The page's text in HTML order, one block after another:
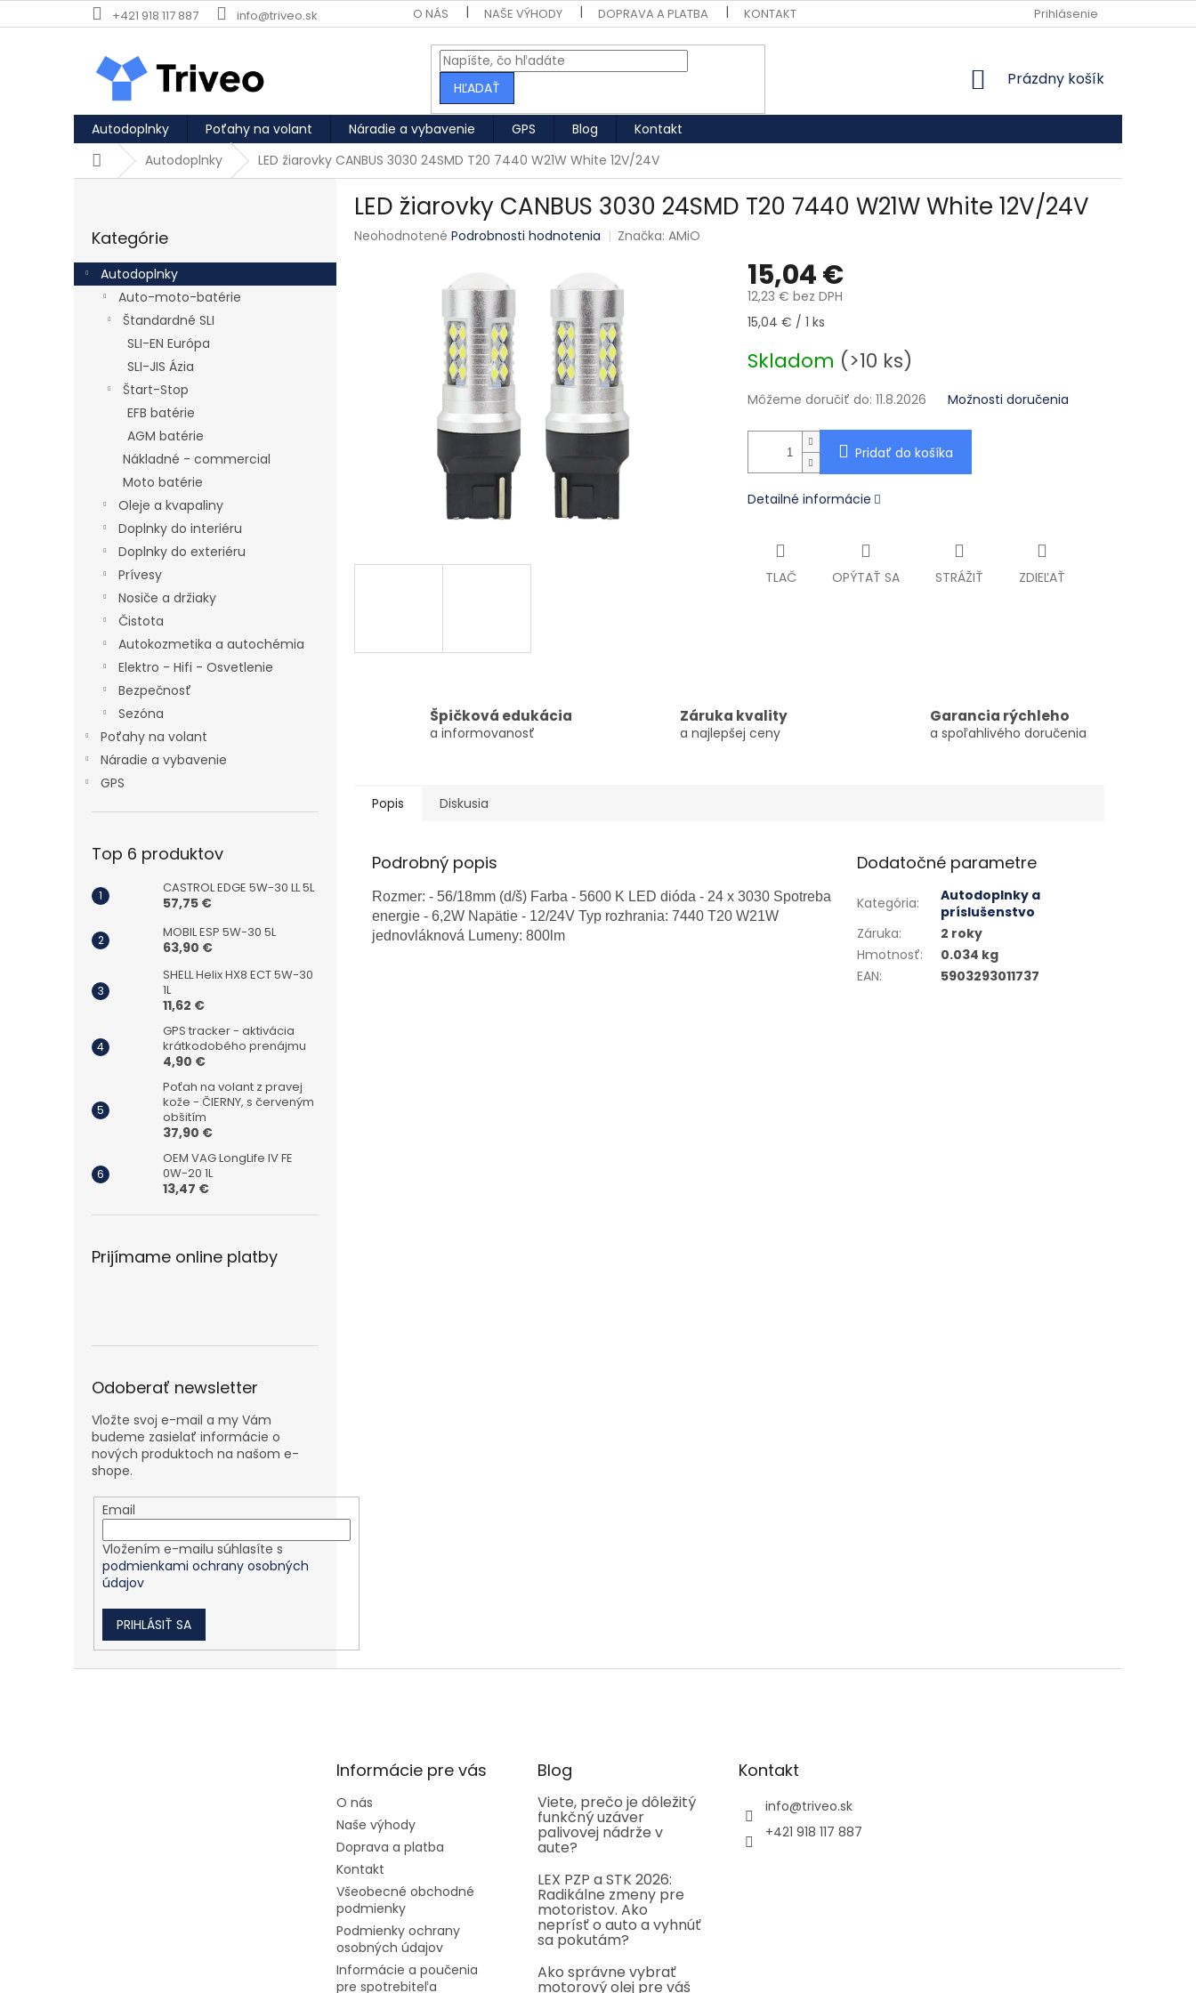
Prejsť na obsah +421 918 117 887 info@triveo.sk O NÁS NAŠE VÝHODY DOPRAVA A PLATBA KONTAKT VŠEOBECNÉ OBCHODNÉ PODMIENKY PODMIENKY
Prihlásenie
HĽADAŤ NÁKUPNÝ KOŠÍK
Prázdny košík
Autodoplnky Poťahy na volant Náradie a vybavenie GPS Blog
Kontakt
DomovAutodoplnky LED žiarovky CANBUS 3030 24SMD T20 7440 W21W White 12V/24V
Kategórie
Autodoplnky
Auto-moto-batérie
Štandardné SLI
SLI-EN Európa
SLI-JIS Ázia
Štart-Stop
EFB batérie
AGM batérie
Nákladné - commercial
Moto batérie
Oleje a kvapaliny
Doplnky do interiéru
Doplnky do exteriéru
Prívesy
Nosiče a držiaky
Čistota
Autokozmetika a autochémia
Elektro - Hifi - Osvetlenie
Bezpečnosť
Sezóna
Poťahy na volant
Náradie a vybavenie
GPS
Top 6 produktov
CASTROL EDGE 5W-30 LL 5L
57,75 €
MOBIL ESP 5W-30 5L
63,90 €
SHELL Helix HX8 ECT 5W-30
1L
11,62 €
GPS tracker - aktivácia
krátkodobého prenájmu
4,90 €
Poťah na volant z pravej
kože - ČIERNY, s červeným
obšitím
37,90 €
OEM VAG LongLife IV FE
0W-20 1L
13,47 €
Prijímame online platby
Odoberať newsletter
Vložte svoj e-mail a my Vám
budeme zasielať informácie o
nových produktoch na našom e-
shope.
Email
Vložením e-mailu súhlasíte s
podmienkami ochrany osobných
údajov
PRIHLÁSIŤ SA
LED žiarovky CANBUS 3030 24SMD T20 7440 W21W White 12V/24V
Priemerné hodnotenie produktu je 0,0 z 5 hviezdičiek.
Neohodnotené Podrobnosti hodnotenia Značka:AMiO
15,04 €
12,23 € bez DPH
Jednotková cena:
15,04 € / 1 ks
Skladom (>10 ks)
Môžeme doručiť do: 11.8.2026 Možnosti doručenia
Pridať do košíka
Detailné informácie
TLAČ OPÝTAŤ SA STRÁŽIŤ ZDIEĽAŤ
Špičková edukácia
a informovanosť
Záruka kvality
a najlepšej ceny
Garancia rýchleho
a spoľahlivého doručenia
Popis Diskusia
Podrobný popis
Rozmer: - 56/18mm (d/š) Farba - 5600 K LED dióda - 24 x 3030 Spotreba
energie - 6,2W Napätie - 12/24V Typ rozhrania: 7440 T20 W21W
jednovláknová Lumeny: 800lm
Dodatočné parametre
Kategória:
Autodoplnky a
príslušenstvo
Záruka:
2 roky
Hmotnosť:
0.034 kg
EAN: 5903293011737
Informácie pre vás
O nás
Naše výhody
Doprava a platba
Kontakt
Všeobecné obchodné
podmienky
Podmienky ochrany
osobných údajov
Informácie a poučenia
pre spotrebiteľa
Blog
Viete, prečo je dôležitý
funkčný uzáver
palivovej nádrže v
aute?
LEX PZP a STK 2026:
Radikálne zmeny pre
motoristov. Ako
neprísť o auto a vyhnúť
sa pokutám?
Ako správne vybrať
motorový olej pre váš
Kontakt
info@triveo.sk
+421 918 117 887